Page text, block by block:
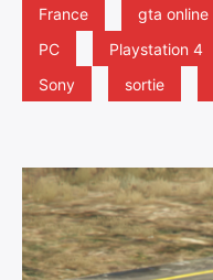
France
gta online
PC
Playstation 4
Sony
sortie